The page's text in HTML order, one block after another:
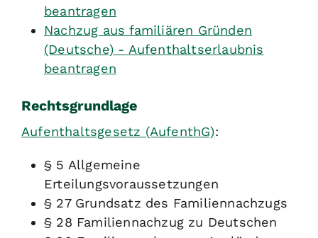
beantragen
Nachzug aus familiären Gründen
(Deutsche) - Aufenthaltserlaubnis
beantragen
Rechtsgrundlage
Aufenthaltsgesetz (AufenthG):
§ 5 Allgemeine
Erteilungsvoraussetzungen
§ 27 Grundsatz des Familiennachzugs
§ 28 Familiennachzug zu Deutschen